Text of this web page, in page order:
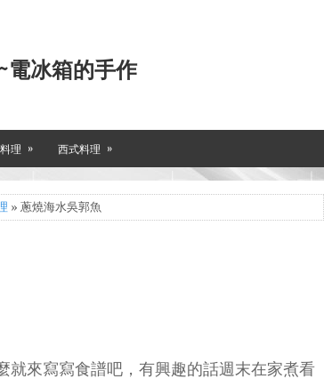
電冰箱的手作
理 » 西式料理 »
» 蔥燒海水吳郭魚
就來寫寫食譜吧，有興趣的話週末在家煮看